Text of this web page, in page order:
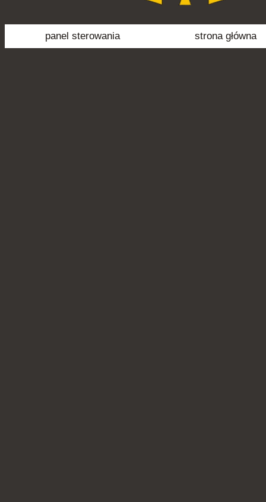
panel sterowania strona główna